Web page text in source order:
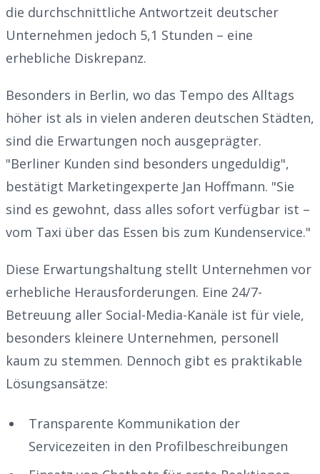
die durchschnittliche Antwortzeit deutscher
Unternehmen jedoch 5,1 Stunden – eine
erhebliche Diskrepanz.
Besonders in Berlin, wo das Tempo des Alltags
höher ist als in vielen anderen deutschen Städten,
sind die Erwartungen noch ausgeprägter.
"Berliner Kunden sind besonders ungeduldig",
bestätigt Marketingexperte Jan Hoffmann. "Sie
sind es gewohnt, dass alles sofort verfügbar ist –
vom Taxi über das Essen bis zum Kundenservice."
Diese Erwartungshaltung stellt Unternehmen vor
erhebliche Herausforderungen. Eine 24/7-
Betreuung aller Social-Media-Kanäle ist für viele,
besonders kleinere Unternehmen, personell
kaum zu stemmen. Dennoch gibt es praktikable
Lösungsansätze:
Transparente Kommunikation der
Servicezeiten in den Profilbeschreibungen